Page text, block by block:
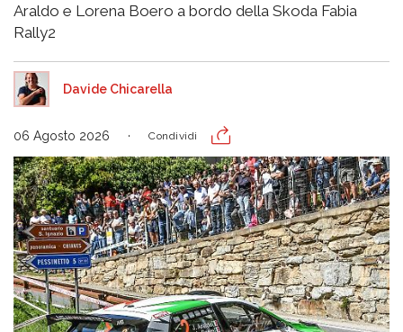
Araldo e Lorena Boero a bordo della Skoda Fabia
Rally2
Davide Chicarella
06 Agosto 2026 Condividi